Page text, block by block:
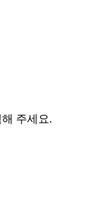
주세요.